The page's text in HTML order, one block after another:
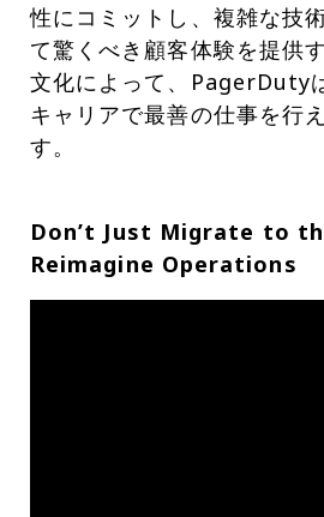
性にコミットし、複雑な技
て驚くべき顧客体験を提供
文化によって、PagerDuty
キャリアで最善の仕事を行
す。
Don’t Just Migrate to
Reimagine Operations